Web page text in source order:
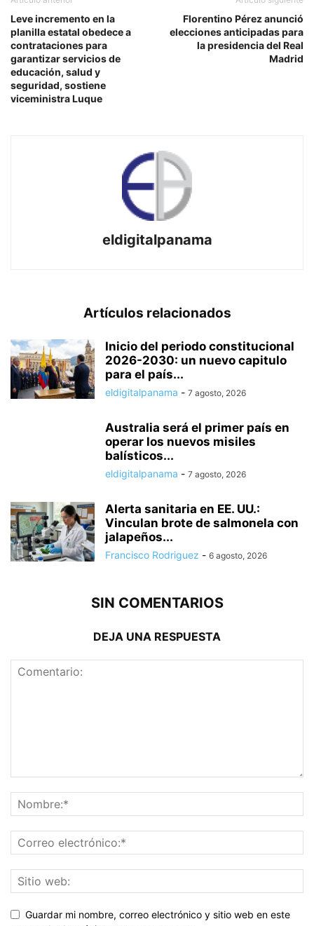
Leve incremento en la
planilla estatal obedece a
contrataciones para
garantizar servicios de
educación, salud y
seguridad, sostiene
viceministra Luque
Florentino Pérez anunció
elecciones anticipadas para
la presidencia del Real
Madrid
eldigitalpanama
Artículos relacionados
Inicio del periodo constitucional
2026-2030: un nuevo capitulo
para el país...
eldigitalpanama - 7 agosto, 2026
Australia será el primer país en
operar los nuevos misiles
balísticos...
eldigitalpanama - 7 agosto, 2026
Alerta sanitaria en EE. UU.:
Vinculan brote de salmonela con
jalapeños...
Francisco Rodriguez - 6 agosto, 2026
SIN COMENTARIOS
DEJA UNA RESPUESTA
Guardar mi nombre, correo electrónico y sitio web en este